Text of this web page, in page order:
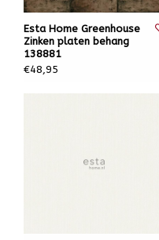
Esta Home Greenhouse
Zinken platen behang
138881
€48,95